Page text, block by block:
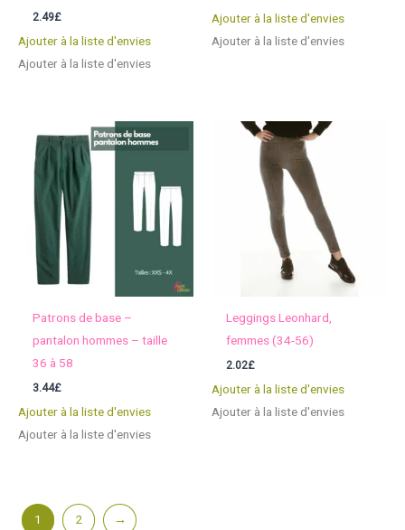
2.49£
Ajouter à la liste d'envies
Ajouter à la liste d'envies
Ajouter à la liste d'envies
Ajouter à la liste d'envies
Patrons de base –
pantalon hommes – taille
36 à 58
3.44£
Ajouter à la liste d'envies
Ajouter à la liste d'envies
Leggings Leonhard,
femmes (34-56)
2.02£
Ajouter à la liste d'envies
Ajouter à la liste d'envies
1 2 →